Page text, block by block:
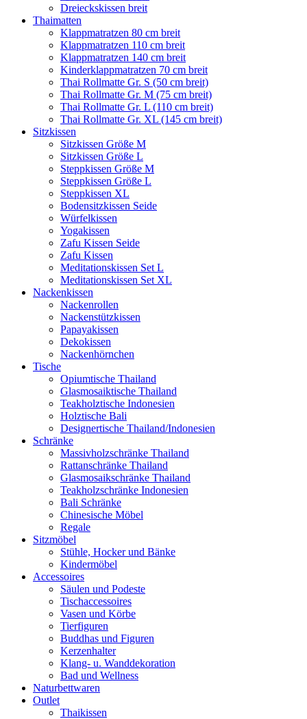
Dreieckskissen breit
Thaimatten
Klappmatratzen 80 cm breit
Klappmatratzen 110 cm breit
Klappmatratzen 140 cm breit
Kinderklappmatratzen 70 cm breit
Thai Rollmatte Gr. S (50 cm breit)
Thai Rollmatte Gr. M (75 cm breit)
Thai Rollmatte Gr. L (110 cm breit)
Thai Rollmatte Gr. XL (145 cm breit)
Sitzkissen
Sitzkissen Größe M
Sitzkissen Größe L
Steppkissen Größe M
Steppkissen Größe L
Steppkissen XL
Bodensitzkissen Seide
Würfelkissen
Yogakissen
Zafu Kissen Seide
Zafu Kissen
Meditationskissen Set L
Meditationskissen Set XL
Nackenkissen
Nackenrollen
Nackenstützkissen
Papayakissen
Dekokissen
Nackenhörnchen
Tische
Opiumtische Thailand
Glasmosaiktische Thailand
Teakholztische Indonesien
Holztische Bali
Designertische Thailand/Indonesien
Schränke
Massivholzschränke Thailand
Rattanschränke Thailand
Glasmosaikschränke Thailand
Teakholzschränke Indonesien
Bali Schränke
Chinesische Möbel
Regale
Sitzmöbel
Stühle, Hocker und Bänke
Kindermöbel
Accessoires
Säulen und Podeste
Tischaccessoires
Vasen und Körbe
Tierfiguren
Buddhas und Figuren
Kerzenhalter
Klang- u. Wanddekoration
Bad und Wellness
Naturbettwaren
Outlet
Thaikissen